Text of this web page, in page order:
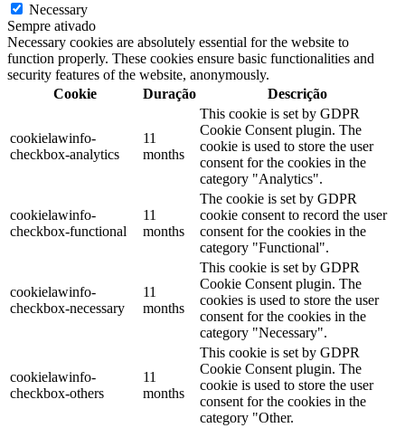
Necessary
Sempre ativado
Necessary cookies are absolutely essential for the website to
function properly. These cookies ensure basic functionalities and
security features of the website, anonymously.
Cookie
Duração Descrição
cookielawinfo-
checkbox-analytics
11
months
This cookie is set by GDPR
Cookie Consent plugin. The
cookie is used to store the user
consent for the cookies in the
category "Analytics".
cookielawinfo-
checkbox-functional
11
months
The cookie is set by GDPR
cookie consent to record the user
consent for the cookies in the
category "Functional".
cookielawinfo-
checkbox-necessary
11
months
This cookie is set by GDPR
Cookie Consent plugin. The
cookies is used to store the user
consent for the cookies in the
category "Necessary".
cookielawinfo-
checkbox-others
11
months
This cookie is set by GDPR
Cookie Consent plugin. The
cookie is used to store the user
consent for the cookies in the
category "Other.